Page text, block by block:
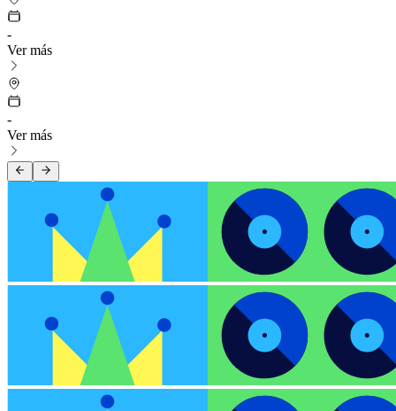
-
Ver más
-
Ver más